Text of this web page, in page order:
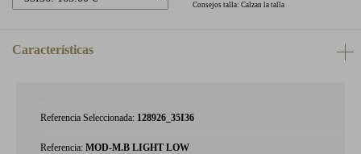
Consejos talla: Calzan la talla
Características
Referencia Seleccionada: 128926_35I36
Referencia: MOD-M.B LIGHT LOW